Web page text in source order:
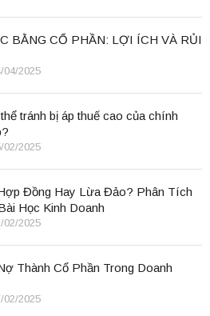
BẰNG CỔ PHẦN: LỢI ÍCH VÀ RỦI
04/2025
tránh bị áp thuế cao của chính
02/2025
Đồng Hay Lừa Đảo? Phân Tích
Học Kinh Doanh
02/2025
Thành Cổ Phần Trong Doanh
02/2025